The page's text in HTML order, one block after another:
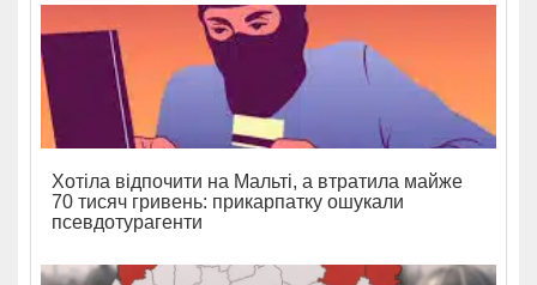
Хотіла відпочити на Мальті, а втратила майже
70 тисяч гривень: прикарпатку ошукали
псевдотурагенти